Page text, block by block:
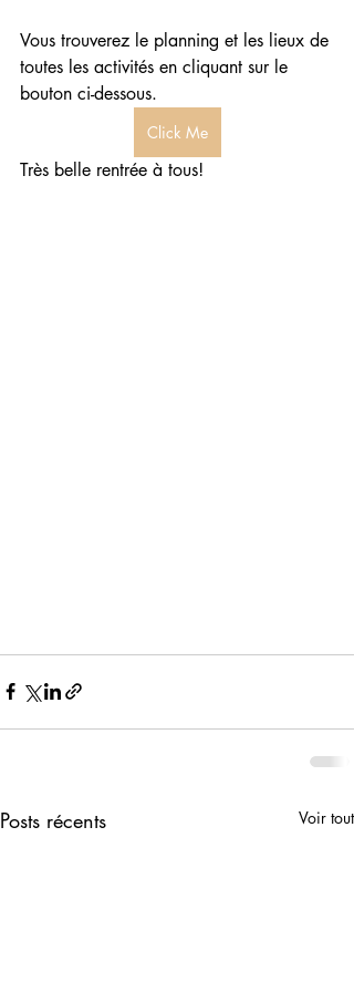
Vous trouverez le planning et les lieux de
toutes les activités en cliquant sur le
bouton ci-dessous.
Click Me
Très belle rentrée à tous!
Posts récents Voir tout